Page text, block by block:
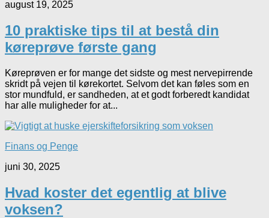
august 19, 2025
10 praktiske tips til at bestå din
køreprøve første gang
Køreprøven er for mange det sidste og mest nervepirrende
skridt på vejen til kørekortet. Selvom det kan føles som en
stor mundfuld, er sandheden, at et godt forberedt kandidat
har alle muligheder for at...
Finans og Penge
juni 30, 2025
Hvad koster det egentlig at blive
voksen?